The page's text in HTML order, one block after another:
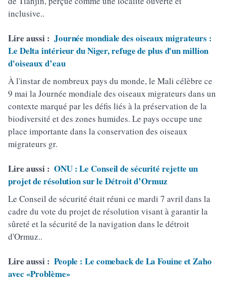
inclusive..
Lire aussi : Journée mondiale des oiseaux migrateurs :
Le Delta intérieur du Niger, refuge de plus d'un million
d'oiseaux d’eau
À l'instar de nombreux pays du monde, le Mali célèbre ce
9 mai la Journée mondiale des oiseaux migrateurs dans un
contexte marqué par les défis liés à la préservation de la
biodiversité et des zones humides. Le pays occupe une
place importante dans la conservation des oiseaux
migrateurs gr.
Lire aussi : ONU : Le Conseil de sécurité rejette un
projet de résolution sur le Détroit d’Ormuz
Le Conseil de sécurité était réuni ce mardi 7 avril dans la
cadre du vote du projet de résolution visant à garantir la
sûreté et la sécurité de la navigation dans le détroit
d'Ormuz..
Lire aussi : People : Le comeback de La Fouine et Zaho
avec «Problème»